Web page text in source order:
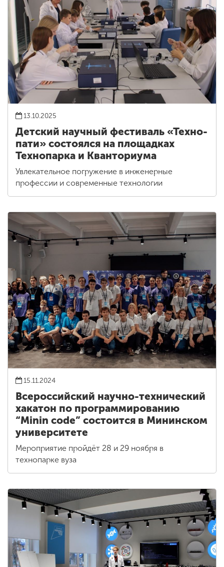
13.10.2025
Детский научный фестиваль «Техно-
пати» состоялся на площадках
Технопарка и Кванториума
Увлекательное погружение в инженерные
профессии и современные технологии
15.11.2024
Всероссийский научно-технический
хакатон по программированию
“Minin code” состоится в Мининском
университете
Мероприятие пройдёт 28 и 29 ноября в
технопарке вуза